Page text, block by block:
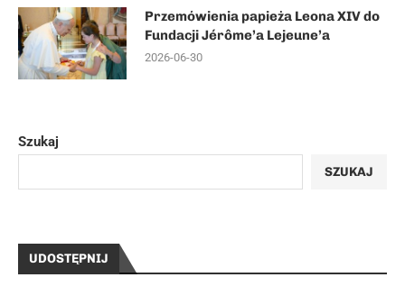
Przemówienia papieża Leona XIV do
Fundacji Jérôme’a Lejeune’a
2026-06-30
Szukaj
SZUKAJ
UDOSTĘPNIJ